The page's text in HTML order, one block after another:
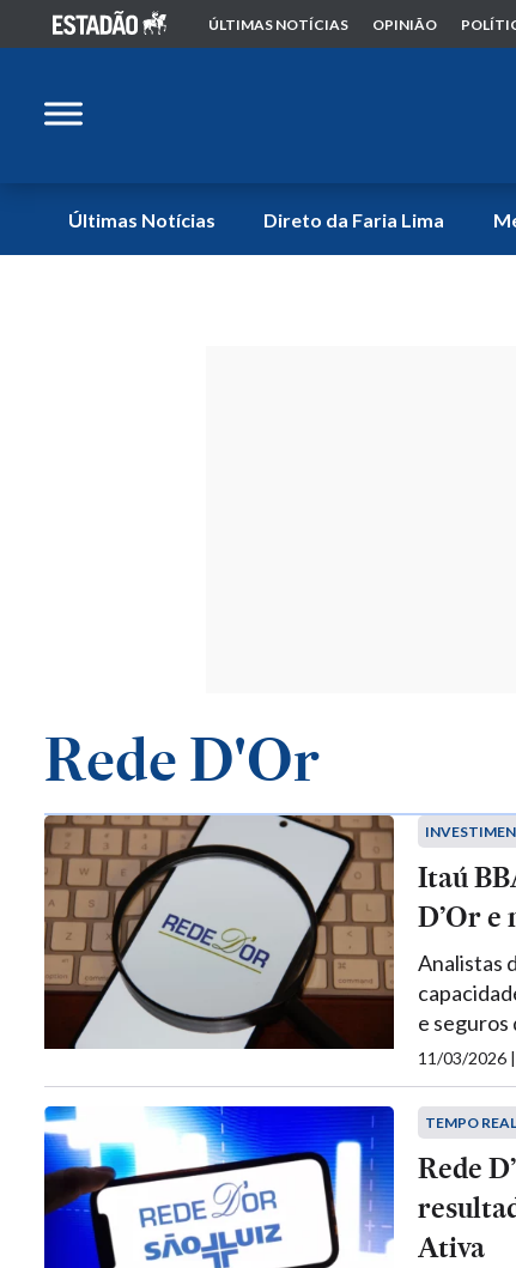
ÚLTIMAS NOTÍCIAS OPINIÃO
Últimas Notícias Direto da Faria Lima
Rede D'Or
Itaú
D’Or
Analistas
e seguros
11/03/2026
TEMPO REAL
Rede
Ativa